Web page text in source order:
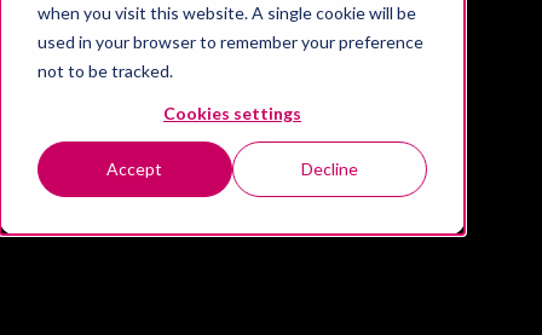
when you visit this website. A single cookie will be
used in your browser to remember your preference
not to be tracked.
Cookies settings
Accept Decline
Mectalent
01.11.2021